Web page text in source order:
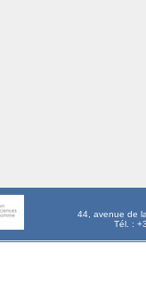
44, avenue de
Tél. :